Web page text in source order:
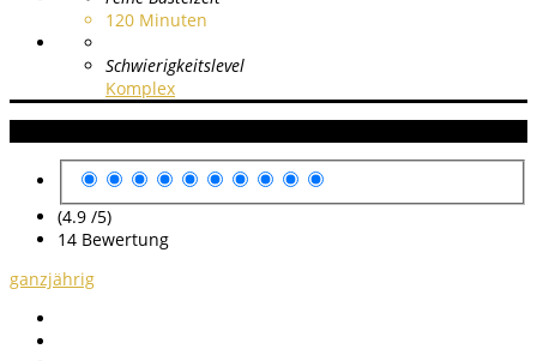
120 Minuten
Schwierigkeitslevel
Komplex
(4.9 /5)
14 Bewertung
ganzjährig